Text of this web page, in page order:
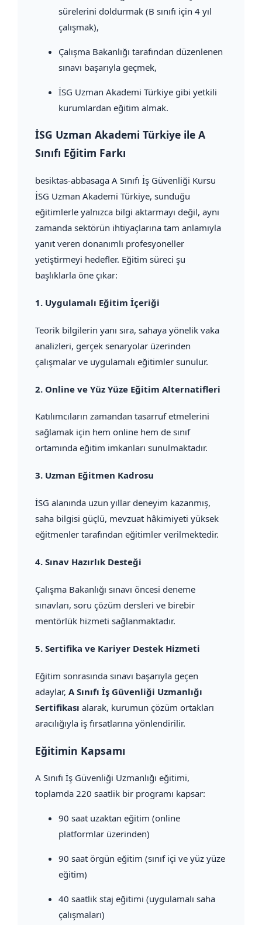
sürelerini doldurmak (B sınıfı için 4 yıl
çalışmak),
Çalışma Bakanlığı tarafından düzenlenen
sınavı başarıyla geçmek,
İSG Uzman Akademi Türkiye gibi yetkili
kurumlardan eğitim almak.
İSG Uzman Akademi Türkiye ile A
Sınıfı Eğitim Farkı
besiktas-abbasaga A Sınıfı İş Güvenliği Kursu
İSG Uzman Akademi Türkiye, sunduğu
eğitimlerle yalnızca bilgi aktarmayı değil, aynı
zamanda sektörün ihtiyaçlarına tam anlamıyla
yanıt veren donanımlı profesyoneller
yetiştirmeyi hedefler. Eğitim süreci şu
başlıklarla öne çıkar:
1. Uygulamalı Eğitim İçeriği
Teorik bilgilerin yanı sıra, sahaya yönelik vaka
analizleri, gerçek senaryolar üzerinden
çalışmalar ve uygulamalı eğitimler sunulur.
2. Online ve Yüz Yüze Eğitim Alternatifleri
Katılımcıların zamandan tasarruf etmelerini
sağlamak için hem online hem de sınıf
ortamında eğitim imkanları sunulmaktadır.
3. Uzman Eğitmen Kadrosu
İSG alanında uzun yıllar deneyim kazanmış,
saha bilgisi güçlü, mevzuat hâkimiyeti yüksek
eğitmenler tarafından eğitimler verilmektedir.
4. Sınav Hazırlık Desteği
Çalışma Bakanlığı sınavı öncesi deneme
sınavları, soru çözüm dersleri ve birebir
mentörlük hizmeti sağlanmaktadır.
5. Sertifika ve Kariyer Destek Hizmeti
Eğitim sonrasında sınavı başarıyla geçen
adaylar, A Sınıfı İş Güvenliği Uzmanlığı
Sertifikası alarak, kurumun çözüm ortakları
aracılığıyla iş fırsatlarına yönlendirilir.
Eğitimin Kapsamı
A Sınıfı İş Güvenliği Uzmanlığı eğitimi,
toplamda 220 saatlik bir programı kapsar:
90 saat uzaktan eğitim (online
platformlar üzerinden)
90 saat örgün eğitim (sınıf içi ve yüz yüze
eğitim)
40 saatlik staj eğitimi (uygulamalı saha
çalışmaları)